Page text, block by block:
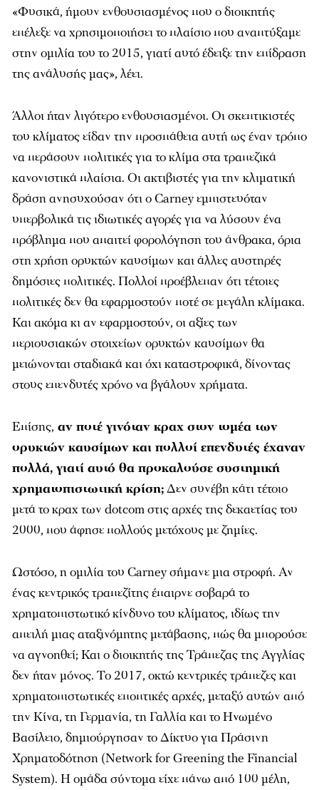
«Φυσικά, ήμουν ενθουσιασμένος που ο διοικητής
επέλεξε να χρησιμοποιήσει το πλαίσιο που αναπτύξαμε
στην ομιλία του το 2015, γιατί αυτό έδειξε την επίδραση
της ανάλυσής μας», λέει.
Άλλοι ήταν λιγότερο ενθουσιασμένοι. Οι σκεπτικιστές
του κλίματος είδαν την προσπάθεια αυτή ως έναν τρόπο
να περάσουν πολιτικές για το κλίμα στα τραπεζικά
κανονιστικά πλαίσια. Οι ακτιβιστές για την κλιματική
δράση ανησυχούσαν ότι ο Carney εμπιστευόταν
υπερβολικά τις ιδιωτικές αγορές για να λύσουν ένα
πρόβλημα που απαιτεί φορολόγηση του άνθρακα, όρια
στη χρήση ορυκτών καυσίμων και άλλες αυστηρές
δημόσιες πολιτικές. Πολλοί προέβλεπαν ότι τέτοιες
πολιτικές δεν θα εφαρμοστούν ποτέ σε μεγάλη κλίμακα.
Και ακόμα κι αν εφαρμοστούν, οι αξίες των
περιουσιακών στοιχείων ορυκτών καυσίμων θα
μειώνονται σταδιακά και όχι καταστροφικά, δίνοντας
στους επενδυτές χρόνο να βγάλουν χρήματα.
Επίσης, αν ποτέ γινόταν κραχ στον τομέα των
ορυκτών καυσίμων και πολλοί επενδυτές έχαναν
πολλά, γιατί αυτό θα προκαλούσε συστημική
χρηματοπιστωτική κρίση;Δεν συνέβη κάτι τέτοιο
μετά το κραχ των dotcom στις αρχές της δεκαετίας του
2000, που άφησε πολλούς μετόχους με ζημίες.
Ωστόσο, η ομιλία του Carney σήμανε μια στροφή. Αν
ένας κεντρικός τραπεζίτης έπαιρνε σοβαρά το
χρηματοπιστωτικό κίνδυνο του κλίματος, ιδίως την
απειλή μιας αταξινόμητης μετάβασης, πώς θα μπορούσε
να αγνοηθεί; Και ο διοικητής της Τράπεζας της Αγγλίας
δεν ήταν μόνος. Το 2017, οκτώ κεντρικές τράπεζες και
χρηματοπιστωτικές εποπτικές αρχές, μεταξύ αυτών από
την Κίνα, τη Γερμανία, τη Γαλλία και το Ηνωμένο
Βασίλειο, δημιούργησαν το Δίκτυο για Πράσινη
Χρηματοδότηση (Network for Greening the Financial
System). Η ομάδα σύντομα είχε πάνω από 100 μέλη,